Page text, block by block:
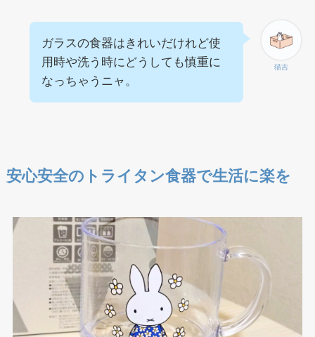
猫吉
ガラスの食器はきれいだけれど使
用時や洗う時にどうしても慎重に
なっちゃうニャ。
安心安全のトライタン食器で生活に楽を